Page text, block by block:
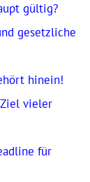
gültig?
gesetzliche
hinein!
vieler
für